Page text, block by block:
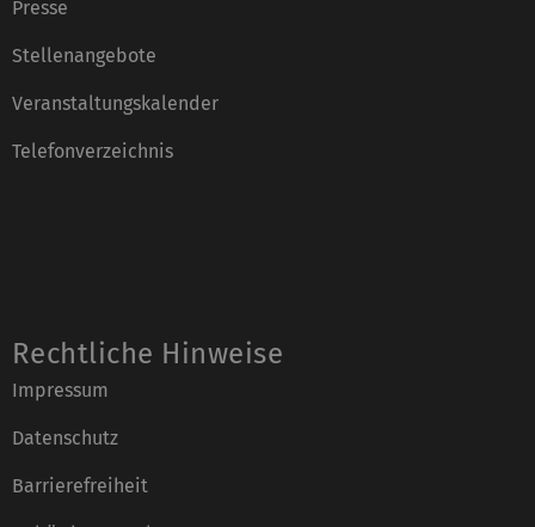
Presse
Stellenangebote
Veranstaltungskalender
Telefonverzeichnis
Rechtliche Hinweise
Impressum
Datenschutz
Barrierefreiheit